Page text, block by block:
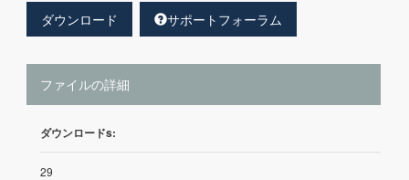
ダウンロード サポートフォーラム
ファイルの詳細
ダウンロードs:
29